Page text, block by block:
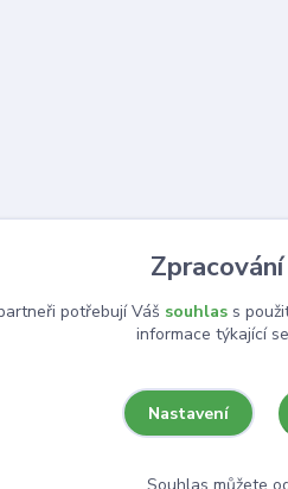
potřebují Váš souhlass
informace týkající
Nastavení